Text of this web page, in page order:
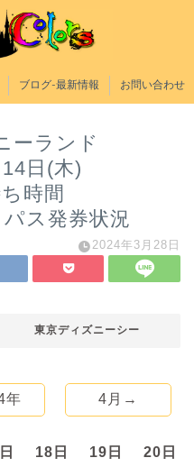
ブログ-最新情報 お問い合わせ
ーランド
日(木)
時間
ス発券状況
2024年3月28日
東京ディズニーシー
年 4月→
18日 19日 20日